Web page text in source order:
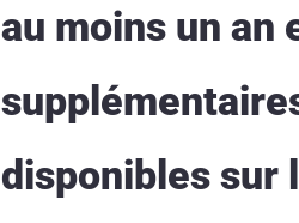
au moins un an
disponibles sur